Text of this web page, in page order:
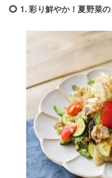
1. 彩り鮮やか！夏野菜